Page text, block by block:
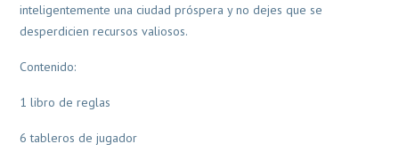
inteligentemente una ciudad próspera y no dejes que se
desperdicien recursos valiosos.
Contenido:
1 libro de reglas
6 tableros de jugador